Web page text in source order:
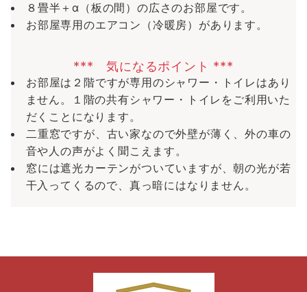
８畳半＋α（板の間）の広さのお部屋です。
お部屋専用のエアコン（冷暖房）があります。
*** 気になるポイント ***
お部屋は２階ですが専用のシャワー・トイレはあり
ません。１階の共有シャワー・トイレをご利用いた
だくことになります。
二重窓ですが、古い家なので外壁が薄く、外の車の
音や人の声がよく聞こえます。
窓には遮光カーテンがついていますが、朝の光が若
干入ってくるので、真っ暗にはなりません。